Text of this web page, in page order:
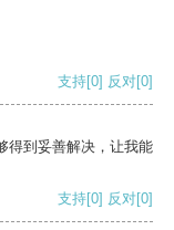
支持[0] 反对[0]
得到妥善解决，让我能
支持[0] 反对[0]